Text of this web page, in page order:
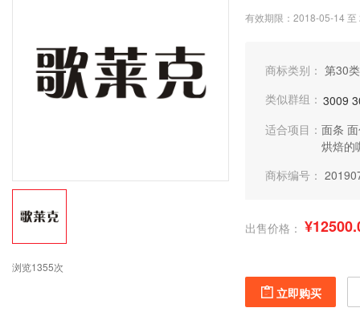
浏览1355次
有效期限：2018-05-14
商标类别： 第30
类似群组： 3009
适合项目： 面条
烘焙的
商标编号：
出售价格：
立即购买